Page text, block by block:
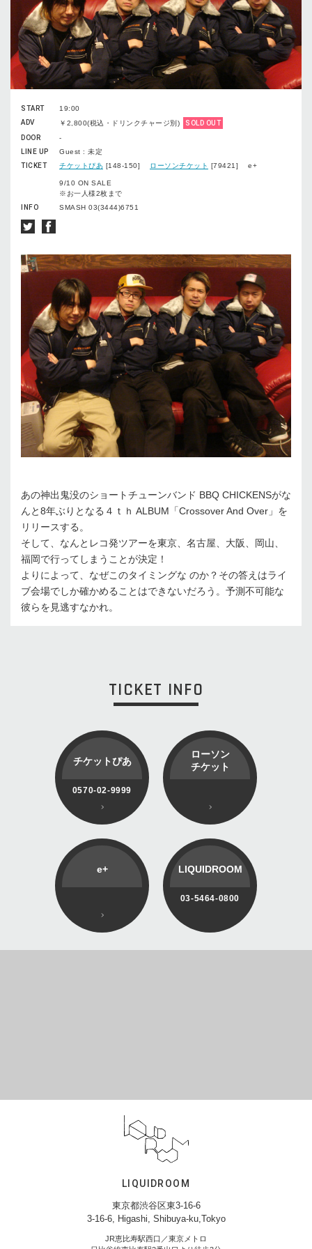
START
19:00
ADV
￥2,800(税込・ドリンクチャージ別)
SOLD OUT
DOOR
-
LINE UP
Guest : 未定
TICKET
チケットぴあ [148-150] ローソンチケット [79421] e+
9/10 ON SALE
※お一人様2枚まで
INFO
SMASH 03(3444)6751
あの神出鬼没のショートチューンバンド BBQ CHICKENSがな
んと8年ぶりとなる４ｔｈ ALBUM「Crossover And Over」を
リリースする。
そして、なんとレコ発ツアーを東京、名古屋、大阪、岡山、
福岡で行ってしまうことが決定！
よりによって、なぜこのタイミングな のか？その答えはライ
ブ会場でしか確かめることはできないだろう。予測不可能な
彼らを見逃すなかれ。
TICKET INFO
チケットぴあ
0570-02-9999
ローソン
チケット
e+ LIQUIDROOM
03-5464-0800
LIQUIDROOM
東京都渋谷区東3-16-6
3-16-6, Higashi, Shibuya-ku,Tokyo
JR恵比寿駅西口／東京メトロ